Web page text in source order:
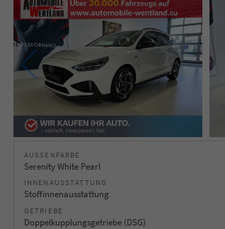
AUSSENFARBE
Serenity White Pearl
INNENAUSSTATTUNG
Stoffinnenausstattung
GETRIEBE
Doppelkupplungsgetriebe (DSG)